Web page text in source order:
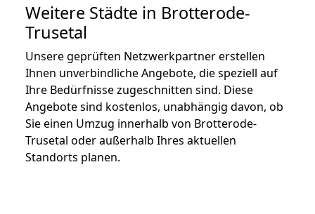
Weitere Städte in Brotterode-
Trusetal
Unsere geprüften Netzwerkpartner erstellen
Ihnen unverbindliche Angebote, die speziell auf
Ihre Bedürfnisse zugeschnitten sind. Diese
Angebote sind kostenlos, unabhängig davon, ob
Sie einen Umzug innerhalb von Brotterode-
Trusetal oder außerhalb Ihres aktuellen
Standorts planen.